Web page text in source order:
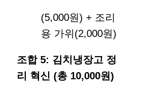
(5,000원) + 조리
용 가위(2,000원)
조합 5: 김치냉장고 정
리 혁신 (총 10,000원)